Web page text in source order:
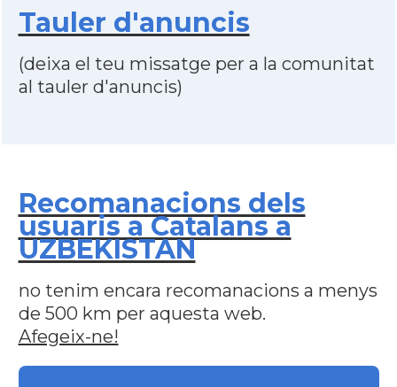
Tauler d'anuncis
(deixa el teu missatge per a la comunitat
al tauler d'anuncis)
Recomanacions dels
usuaris a Catalans a
UZBEKISTAN
no tenim encara recomanacions a menys
de 500 km per aquesta web.
Afegeix-ne!